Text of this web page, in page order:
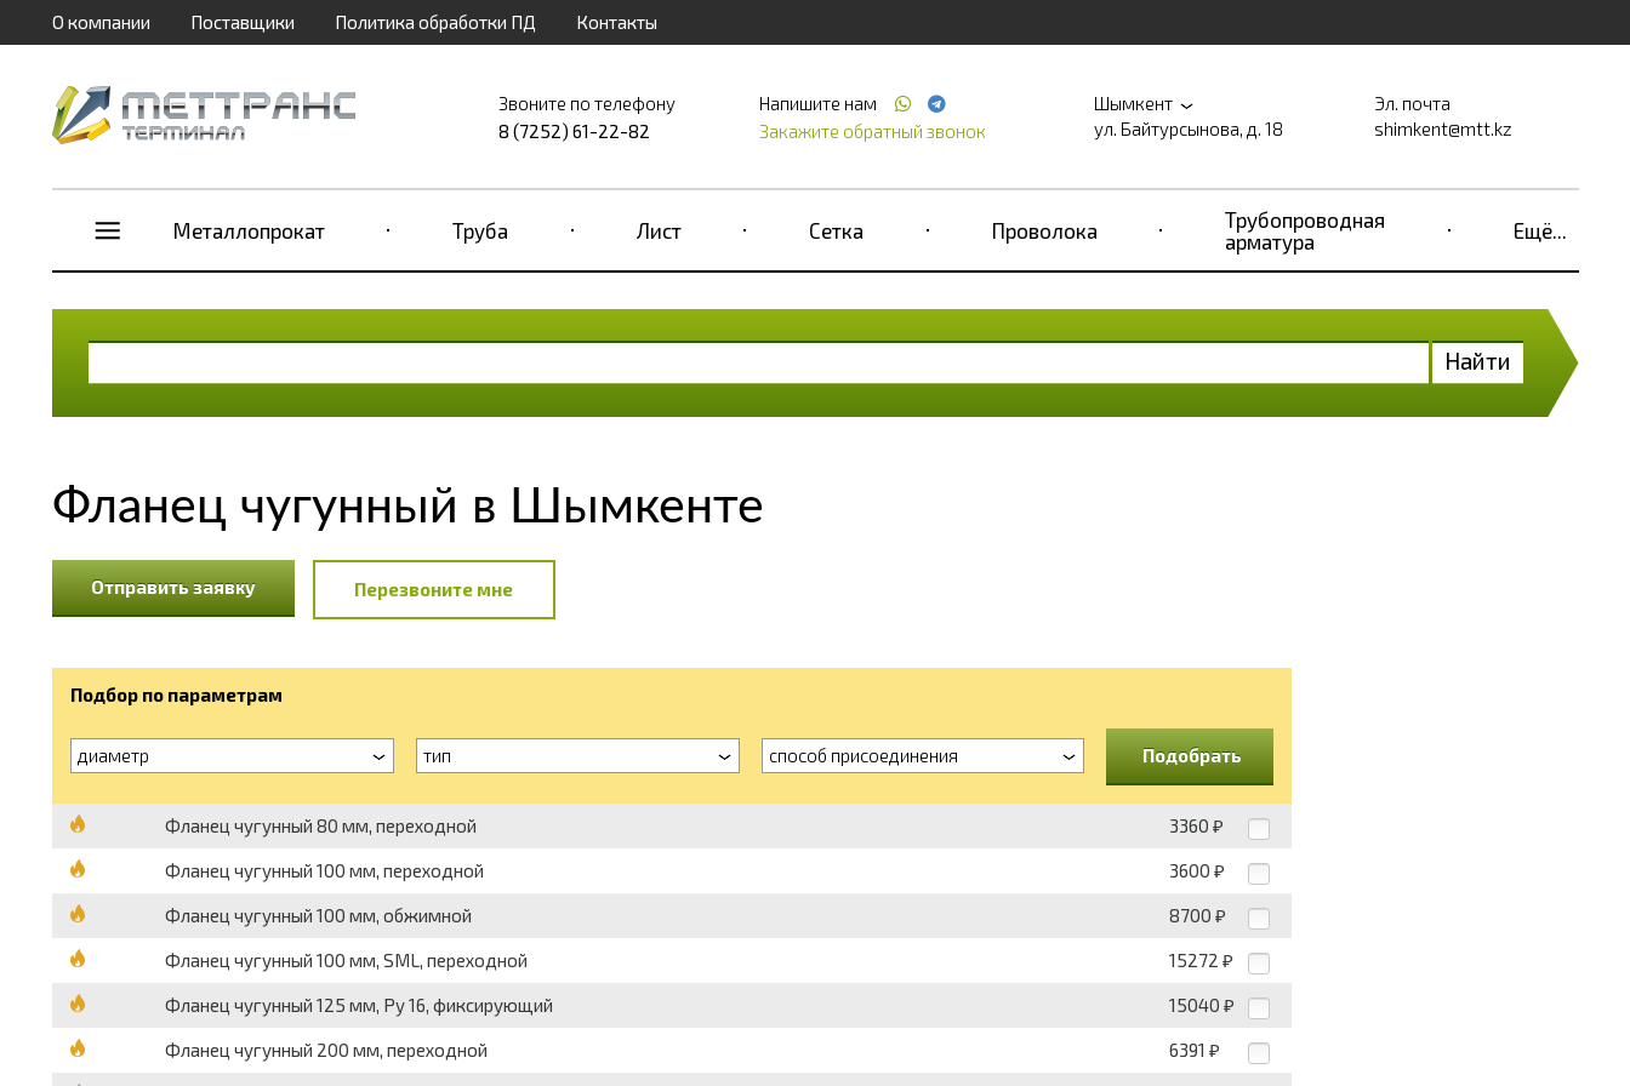
О компании Поставщики Политика обработки ПД Контакты
Звоните по телефону
8 (7252) 61-22-82
Напишите нам
Закажите обратный звонок
Шымкент
ул. Байтурсынова, д. 18
Эл. почта
shimkent@mtt.kz
Металлопрокат Труба Лист Сетка Проволока
Трубопроводная
арматура
Ещё...
Найти
Фланец чугунный в Шымкенте
Отправить заявку Перезвоните мне
Подбор по параметрам
диаметр тип способ присоединения Подобрать
Фланец чугунный 80 мм, переходной 3360 ₽
Фланец чугунный 100 мм, переходной 3600 ₽
Фланец чугунный 100 мм, обжимной 8700 ₽
Фланец чугунный 100 мм, SML, переходной 15272 ₽
Фланец чугунный 125 мм, Ру 16, фиксирующий 15040 ₽
Фланец чугунный 200 мм, переходной 6391 ₽